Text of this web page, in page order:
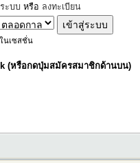
ะบบ หรือ ลงทะเบียน
นเซสชั่น
(หรือกดปุ่มสมัครสมาชิกด้านบน)